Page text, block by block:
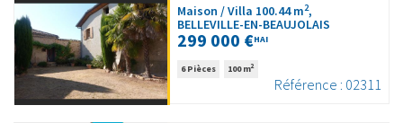
Maison / Villa 100.44 m2,
BELLEVILLE-EN-BEAUJOLAIS
299 000 €HAI
6 Pièces 100 m2
Référence : 02311